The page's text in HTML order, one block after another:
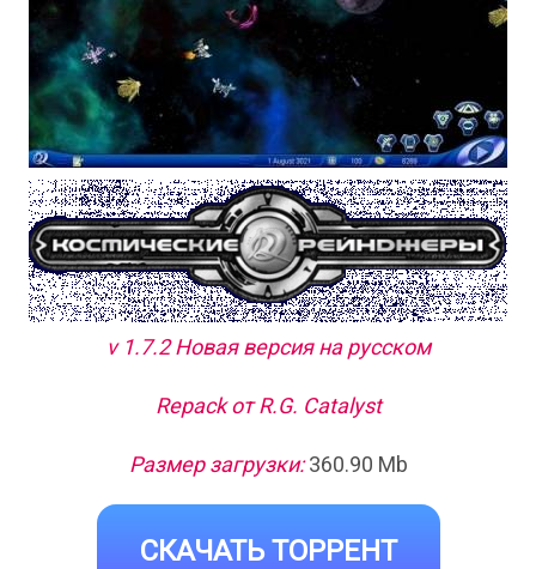
v 1.7.2 Новая версия на русском
Repack от R.G. Catalyst
Размер загрузки:360.90 Mb
СКАЧАТЬ ТОРРЕНТ